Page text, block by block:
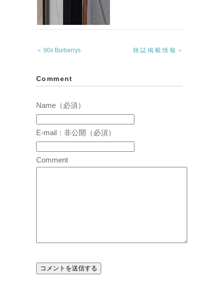
＜ 90s Burberrys 雑 誌 掲 載 情 報 ＞
Comment
Name（必須）
E-mail：非公開（必須）
Comment